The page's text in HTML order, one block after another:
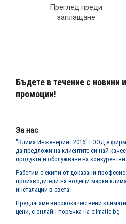
Преглед преди
заплащане
Бъдете в течение с новини и
промоции!
За нас
"Клима Инженеринг 2016" ЕООД е
да предложи на клиентите си най-
продукти и обслужване на конкурентни
Работим с екипи от доказани
производители на водещи марки
инсталации в света.
Предлагаме висококачествени
цени, с онлайн поръчка на climatic.bg